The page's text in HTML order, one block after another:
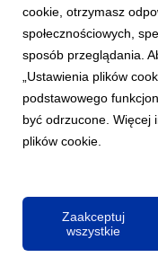
AKTUALNOŚCI
AUDIOSOULZ
Nowy utwór
19 czerwca 2026
AUDIOSOULZ wracają
utworem utrzymanym
kobiecym wokalem,
cookie, otrzymasz
społecznościowych,
sposób przeglądania.
„Ustawienia plików
podstawowego
być odrzucone. Więcej
plików cookie.
Zaakceptuj
wszystkie